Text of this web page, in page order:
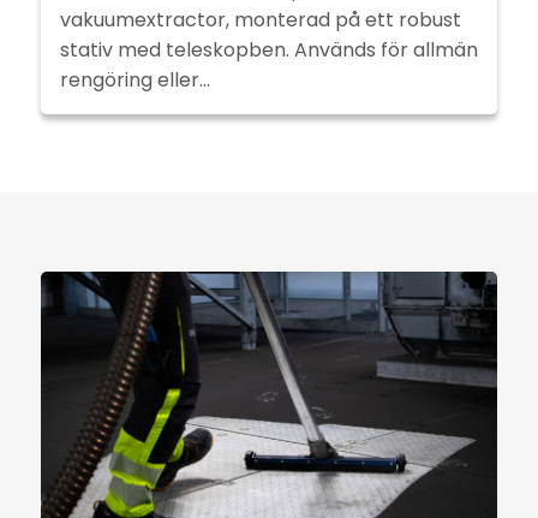
vakuumextractor, monterad på ett robust
stativ med teleskopben. Används för allmän
rengöring eller…